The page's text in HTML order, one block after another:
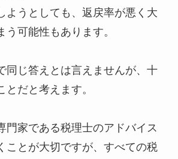
ようとしても、返戻率が悪く大
う可能性もあります。
同じ答えとは言えませんが、十
だと考えます。
門家である税理士のアドバイス
ことが大切ですが、すべての税